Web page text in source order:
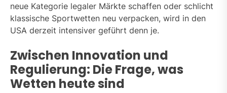
neue Kategorie legaler Märkte schaffen oder schlicht
klassische Sportwetten neu verpacken, wird in den
USA derzeit intensiver geführt denn je.
Zwischen Innovation und
Regulierung: Die Frage, was
Wetten heute sind